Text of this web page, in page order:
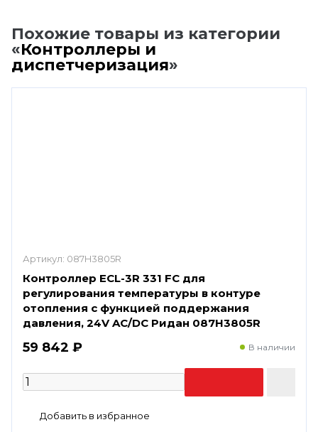
Похожие товары из категории
«Контроллеры и
диспетчеризация»
Артикул: 087H3805R
Контроллер ECL-3R 331 FC для
регулирования температуры в контуре
отопления с функцией поддержания
давления, 24V AC/DC Ридан 087H3805R
59 842 ₽ В наличии